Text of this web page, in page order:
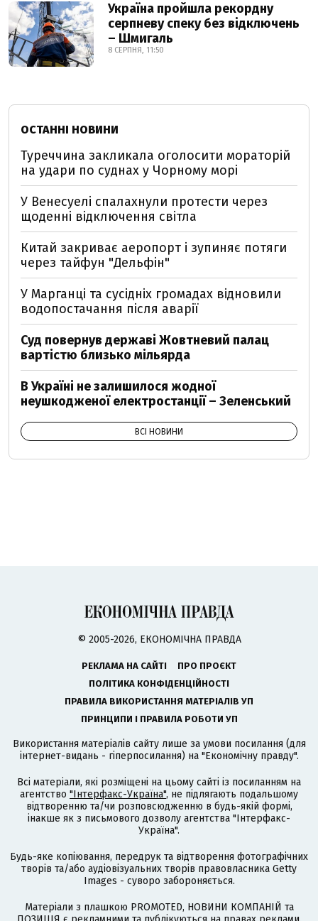
Україна пройшла рекордну
серпневу спеку без відключень
– Шмигаль
8 СЕРПНЯ, 11:50
ОСТАННІ НОВИНИ
Туреччина закликала оголосити мораторій
на удари по суднах у Чорному морі
У Венесуелі спалахнули протести через
щоденні відключення світла
Китай закриває аеропорт і зупиняє потяги
через тайфун "Дельфін"
У Марганці та сусідніх громадах відновили
водопостачання після аварії
Суд повернув державі Жовтневий палац
вартістю близько мільярда
В Україні не залишилося жодної
неушкодженої електростанції – Зеленський
ВСІ НОВИНИ
© 2005-2026, ЕКОНОМІЧНА ПРАВДА
РЕКЛАМА НА САЙТІ
ПРО ПРОЄКТ
ПОЛІТИКА КОНФІДЕНЦІЙНОСТІ
ПРАВИЛА ВИКОРИСТАННЯ МАТЕРІАЛІВ УП
ПРИНЦИПИ І ПРАВИЛА РОБОТИ УП
Використання матеріалів сайту лише за умови посилання (для
інтернет-видань - гіперпосилання) на "Економічну правду".
Всі матеріали, які розміщені на цьому сайті із посиланням на
агентство "Інтерфакс-Україна", не підлягають подальшому
відтворенню та/чи розповсюдженню в будь-якій формі,
інакше як з письмового дозволу агентства "Інтерфакс-
Україна".
Будь-яке копіювання, передрук та відтворення фотографічних
творів та/або аудіовізуальних творів правовласника Getty
Images - суворо забороняється.
Матеріали з плашкою PROMOTED, НОВИНИ КОМПАНІЙ та